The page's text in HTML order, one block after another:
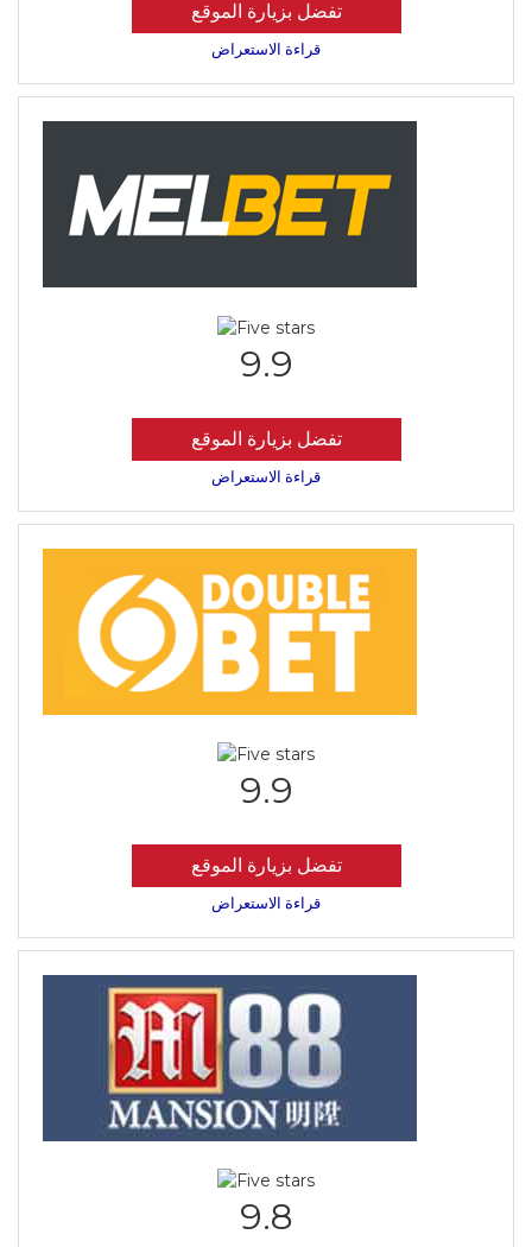
تفضل بزيارة الموقع
قراءة الاستعراض
9.9
تفضل بزيارة الموقع
قراءة الاستعراض
9.9
تفضل بزيارة الموقع
قراءة الاستعراض
9.8